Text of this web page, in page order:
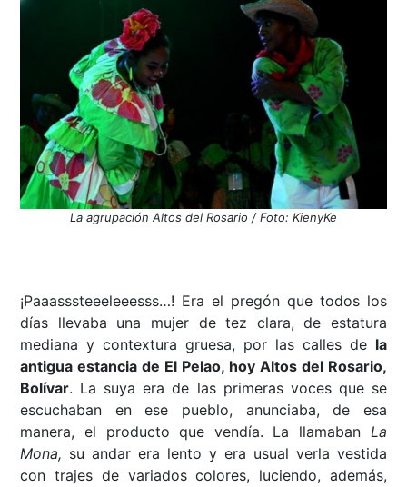
La agrupación Altos del Rosario / Foto: KienyKe
¡Paaasssteeeleeesss…! Era el pregón que todos los
días llevaba una mujer de tez clara, de estatura
mediana y contextura gruesa, por las calles de la
antigua estancia de El Pelao, hoy Altos del Rosario,
Bolívar. La suya era de las primeras voces que se
escuchaban en ese pueblo, anunciaba, de esa
manera, el producto que vendía. La llamaban La
Mona, su andar era lento y era usual verla vestida
con trajes de variados colores, luciendo, además,